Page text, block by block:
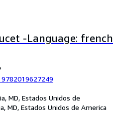
-Language: french
9782019627249
MD, Estados Unidos de
MD, Estados Unidos de America